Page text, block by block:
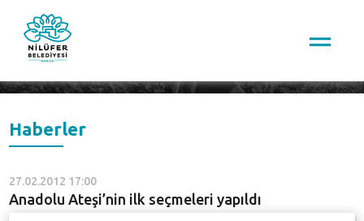
Haberler
27.02.2012 17:00
Anadolu Ateşi’nin ilk seçmeleri yapıldı